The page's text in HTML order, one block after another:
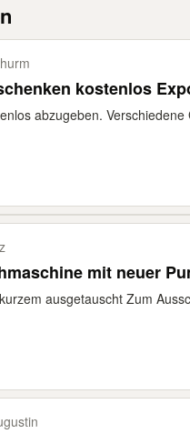
kostenlos
abzugeben.
mit neuer
ausgetauscht Zum